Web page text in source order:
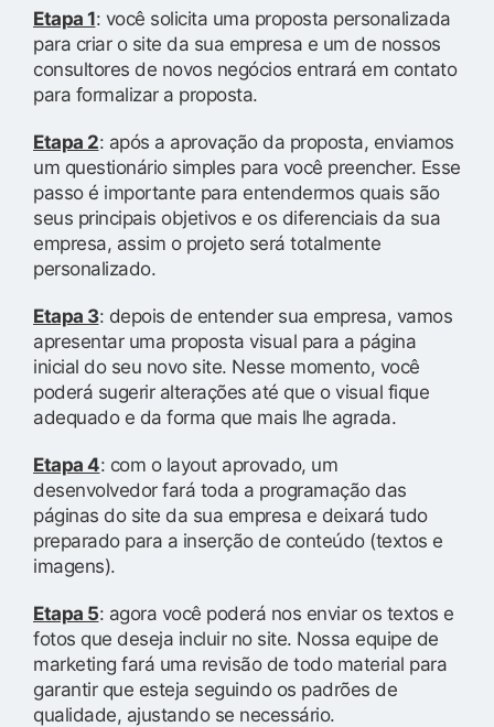
Etapa 1: você solicita uma proposta personalizada
para criar o site da sua empresa e um de nossos
consultores de novos negócios entrará em contato
para formalizar a proposta.
Etapa 2: após a aprovação da proposta, enviamos
um questionário simples para você preencher. Esse
passo é importante para entendermos quais são
seus principais objetivos e os diferenciais da sua
empresa, assim o projeto será totalmente
personalizado.
Etapa 3: depois de entender sua empresa, vamos
apresentar uma proposta visual para a página
inicial do seu novo site. Nesse momento, você
poderá sugerir alterações até que o visual fique
adequado e da forma que mais lhe agrada.
Etapa 4: com o layout aprovado, um
desenvolvedor fará toda a programação das
páginas do site da sua empresa e deixará tudo
preparado para a inserção de conteúdo (textos e
imagens).
Etapa 5: agora você poderá nos enviar os textos e
fotos que deseja incluir no site. Nossa equipe de
marketing fará uma revisão de todo material para
garantir que esteja seguindo os padrões de
qualidade, ajustando se necessário.